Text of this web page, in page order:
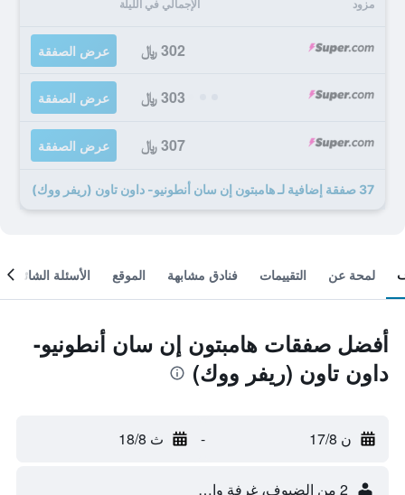
مزود الإجمالي في الليلة
302 ﷼ عرض الصفقة
303 ﷼ عرض الصفقة
307 ﷼ عرض الصفقة
37 صفقة إضافية لـ هامبتون إن سان أنطونيو- داون تاون (ريفر ووك)
لمحة عن التقييمات فنادق مشابهة الموقع الأسئلة الشائعة
أفضل صفقات هامبتون إن سان أنطونيو-
داون تاون (ريفر ووك)
ن 17/8 - ث 18/8
2 من الضيوف، غرفة واحدة